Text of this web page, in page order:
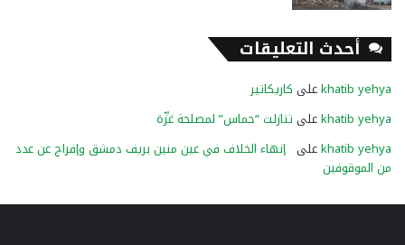
أحدث التعليقات
khatib yehyaعلى كاريكاتير
khatib yehyaعلى تنازلت “حماس” لمصلحة غزّة
khatib yehyaعلى إنهاء الخلاف في عين منين بريف دمشق وإفراج عن عدد
من الموقوفين